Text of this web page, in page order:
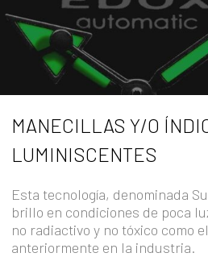
MANECILLAS Y/O
LUMINISCENTES
Esta tecnología, denominada
brillo en condiciones de poca
no radiactivo y no tóxico como
anteriormente en la industria.